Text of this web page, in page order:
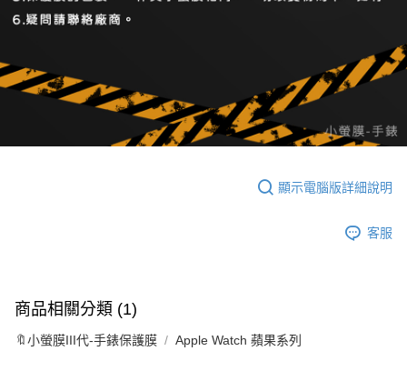
顯示電腦版詳細說明
客服
商品相關分類 (1)
🔖小螢膜III代-手錶保護膜 Apple Watch 蘋果系列